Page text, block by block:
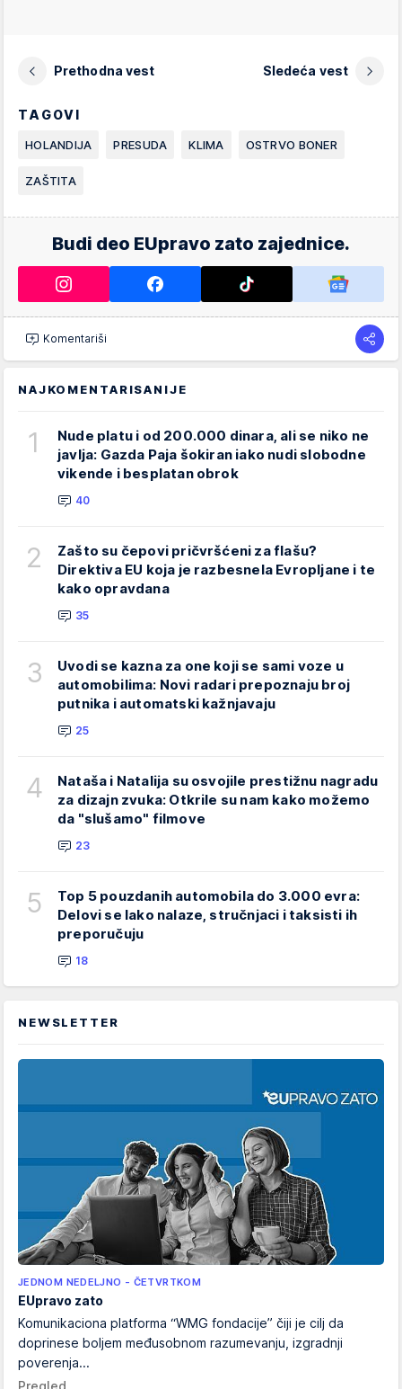
Prethodna vest Sledeća vest
TAGOVI
HOLANDIJA PRESUDA KLIMA OSTRVO BONER
ZAŠTITA
Budi deo EUpravo zato zajednice.
Komentariši
NAJKOMENTARISANIJE
1
Nude platu i od 200.000 dinara, ali se niko ne
javlja: Gazda Paja šokiran iako nudi slobodne
vikende i besplatan obrok
40
2
Zašto su čepovi pričvršćeni za flašu?
Direktiva EU koja je razbesnela Evropljane i te
kako opravdana
35
3
Uvodi se kazna za one koji se sami voze u
automobilima: Novi radari prepoznaju broj
putnika i automatski kažnjavaju
25
4
Nataša i Natalija su osvojile prestižnu nagradu
za dizajn zvuka: Otkrile su nam kako možemo
da "slušamo" filmove
23
5
Top 5 pouzdanih automobila do 3.000 evra:
Delovi se lako nalaze, stručnjaci i taksisti ih
preporučuju
18
NEWSLETTER
JEDNOM NEDELJNO - ČETVRTKOM
EUpravo zato
Komunikaciona platforma “WMG fondacije” čiji je cilj da
doprinese boljem međusobnom razumevanju, izgradnji
poverenja...
Pregled